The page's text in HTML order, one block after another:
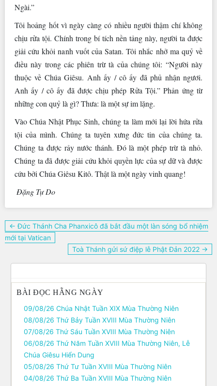
Ngài.”
Tôi hoảng hốt vì ngày càng có nhiều người thậm chí không
chịu rửa tội. Chính trong bí tích nền tảng này, người ta được
giải cứu khỏi nanh vuốt của Satan. Tôi nhắc nhở ma quỷ về
điều này trong các phiên trừ tà của chúng tôi: “Người này
thuộc về Chúa Giêsu. Anh ấy / cô ấy đã phủ nhận ngươi.
Anh ấy / cô ấy đã được chịu phép Rửa Tội.” Phản ứng từ
những con quỷ là gì? Thưa: là một sự im lặng.
Vào Chúa Nhật Phục Sinh, chúng ta làm mới lại lời hứa rửa
tội của mình. Chúng ta tuyên xưng đức tin của chúng ta.
Chúng ta được rảy nước thánh. Đó là một phép trừ tà nhỏ.
Chúng ta đã được giải cứu khỏi quyền lực của sự dữ và được
cứu bởi Chúa Giêsu Kitô. Thật là một ngày vinh quang!
Đặng Tự Do
Điều
hướng
bài
← Đức Thánh Cha Phanxicô đã bắt đầu một làn sóng bổ nhiệm
mới tại Vatican
Toà Thánh gửi sứ điệp lễ Phật Đản 2022 →
BÀI ĐỌC HẰNG NGÀY
09/08/26 Chúa Nhật Tuần XIX Mùa Thường Niên
08/08/26 Thứ Bảy Tuần XVIII Mùa Thường Niên
07/08/26 Thứ Sáu Tuần XVIII Mùa Thường Niên
06/08/26 Thứ Năm Tuần XVIII Mùa Thường Niên, Lễ
Chúa Giêsu Hiển Dung
05/08/26 Thứ Tư Tuần XVIII Mùa Thường Niên
04/08/26 Thứ Ba Tuần XVIII Mùa Thường Niên